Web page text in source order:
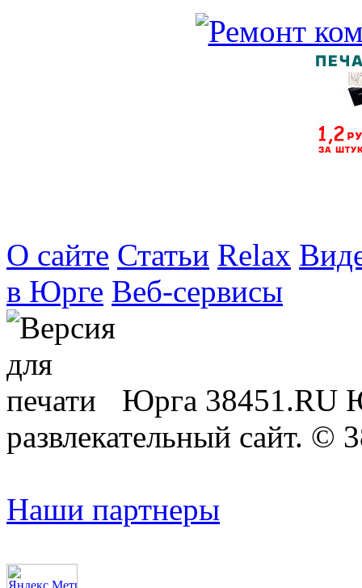
О сайте Статьи Relax
в Юрге Веб-сервисы
Юрга 38451.RU
развлекательный сайт. ©
Наши партнеры